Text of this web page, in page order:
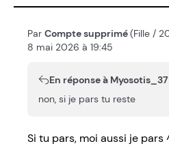
Par Compte supprimé(Fille /
8 mai 2026 à 19:45
En réponse à Myosotis_37
non, si je pars tu reste
Si tu pars, moi aussi je pars